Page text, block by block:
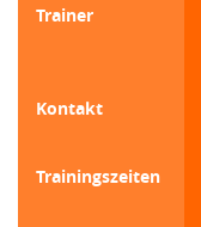
Trainer
Kontakt
Trainingszeiten